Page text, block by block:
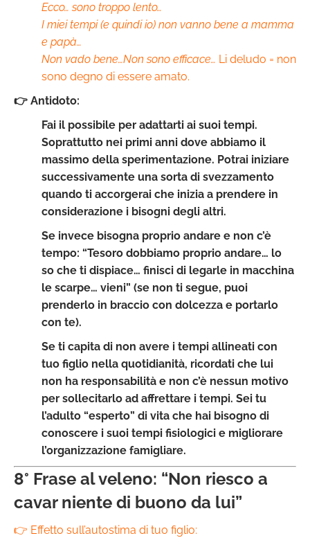
Ecco… sono troppo lento…
I miei tempi (e quindi io) non vanno bene a mamma
e papà…
Non vado bene…Non sono efficace… Li deludo = non
sono degno di essere amato.
👉 Antidoto:
Fai il possibile per adattarti ai suoi tempi.
Soprattutto nei primi anni dove abbiamo il
massimo della sperimentazione. Potrai iniziare
successivamente una sorta di svezzamento
quando ti accorgerai che inizia a prendere in
considerazione i bisogni degli altri.
Se invece bisogna proprio andare e non c’è
tempo: “Tesoro dobbiamo proprio andare… lo
so che ti dispiace… finisci di legarle in macchina
le scarpe… vieni” (se non ti segue, puoi
prenderlo in braccio con dolcezza e portarlo
con te).
Se ti capita di non avere i tempi allineati con
tuo figlio nella quotidianità, ricordati che lui
non ha responsabilità e non c’è nessun motivo
per sollecitarlo ad affrettare i tempi. Sei tu
l’adulto “esperto” di vita che hai bisogno di
conoscere i suoi tempi fisiologici e migliorare
l’organizzazione famigliare.
8° Frase al veleno: “Non riesco a
cavar niente di buono da lui”
👉 Effetto sull’autostima di tuo figlio: